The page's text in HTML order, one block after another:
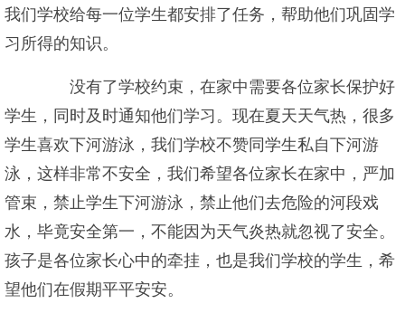
我们学校给每一位学生都安排了任务，帮助他们巩固学
习所得的知识。
没有了学校约束，在家中需要各位家长保护好
学生，同时及时通知他们学习。现在夏天天气热，很多
学生喜欢下河游泳，我们学校不赞同学生私自下河游
泳，这样非常不安全，我们希望各位家长在家中，严加
管束，禁止学生下河游泳，禁止他们去危险的河段戏
水，毕竟安全第一，不能因为天气炎热就忽视了安全。
孩子是各位家长心中的牵挂，也是我们学校的学生，希
望他们在假期平平安安。